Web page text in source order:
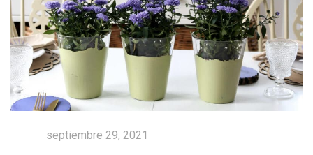
septiembre 29, 2021